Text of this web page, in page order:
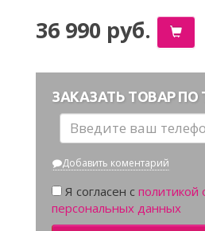
36 990 руб.
ЗАКАЗАТЬ ТОВАР ПО
Добавить коментарий
Я согласен с политикой
персональных данных